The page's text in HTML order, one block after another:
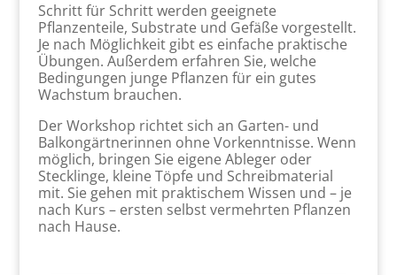
Schritt für Schritt werden geeignete
Pflanzenteile, Substrate und Gefäße vorgestellt.
Je nach Möglichkeit gibt es einfache praktische
Übungen. Außerdem erfahren Sie, welche
Bedingungen junge Pflanzen für ein gutes
Wachstum brauchen.
Der Workshop richtet sich an Garten- und
Balkongärtnerinnen ohne Vorkenntnisse. Wenn
möglich, bringen Sie eigene Ableger oder
Stecklinge, kleine Töpfe und Schreibmaterial
mit. Sie gehen mit praktischem Wissen und – je
nach Kurs – ersten selbst vermehrten Pflanzen
nach Hause.